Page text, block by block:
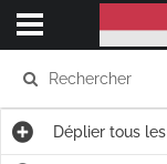
Mémoire Vive
Ouvrir le menu
Déplier tous